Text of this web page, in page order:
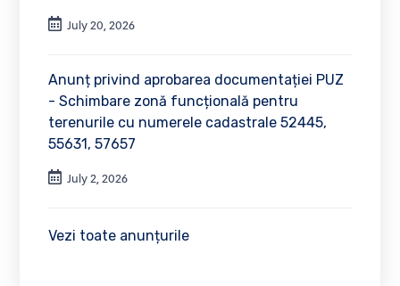
July 20, 2026
Anunț privind aprobarea documentației PUZ
- Schimbare zonă funcțională pentru
terenurile cu numerele cadastrale 52445,
55631, 57657
July 2, 2026
Vezi toate anunțurile